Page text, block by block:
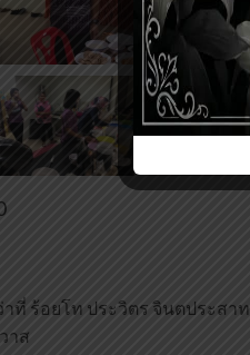
ที่ ร้อยโท ประวิตร จินตประสา
าส